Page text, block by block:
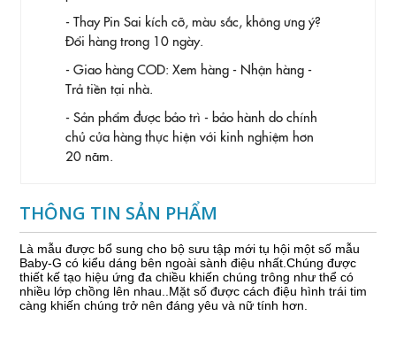
- Thay Pin Sai kích cỡ, màu sắc, không ưng ý?
Đổi hàng trong 10 ngày.
- Giao hàng COD: Xem hàng - Nhận hàng -
Trả tiền tại nhà.
- Sản phẩm được bảo trì - bảo hành do chính
chủ cửa hàng thực hiện với kinh nghiệm hơn
20 năm.
THÔNG TIN SẢN PHẨM
Là mẫu được bổ sung cho bộ sưu tập mới tụ hội một số mẫu
Baby-G có kiểu dáng bên ngoài sành điệu nhất.Chúng được
thiết kế tạo hiệu ứng đa chiều khiến chúng trông như thể có
nhiều lớp chồng lên nhau..Mặt số được cách điệu hình trái tim
càng khiến chúng trở nên đáng yêu và nữ tính hơn.